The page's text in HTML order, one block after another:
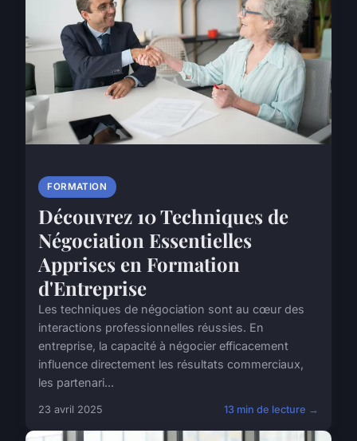
FORMATION
Découvrez 10 Techniques de
Négociation Essentielles
Apprises en Formation
d'Entreprise
Les techniques de négociation sont au cœur des
interactions professionnelles réussies. En
entreprise, la capacité à négocier efficacement
influence directement les résultats commerciaux,
les partenari...
23 avril 2025 13 min de lecture →